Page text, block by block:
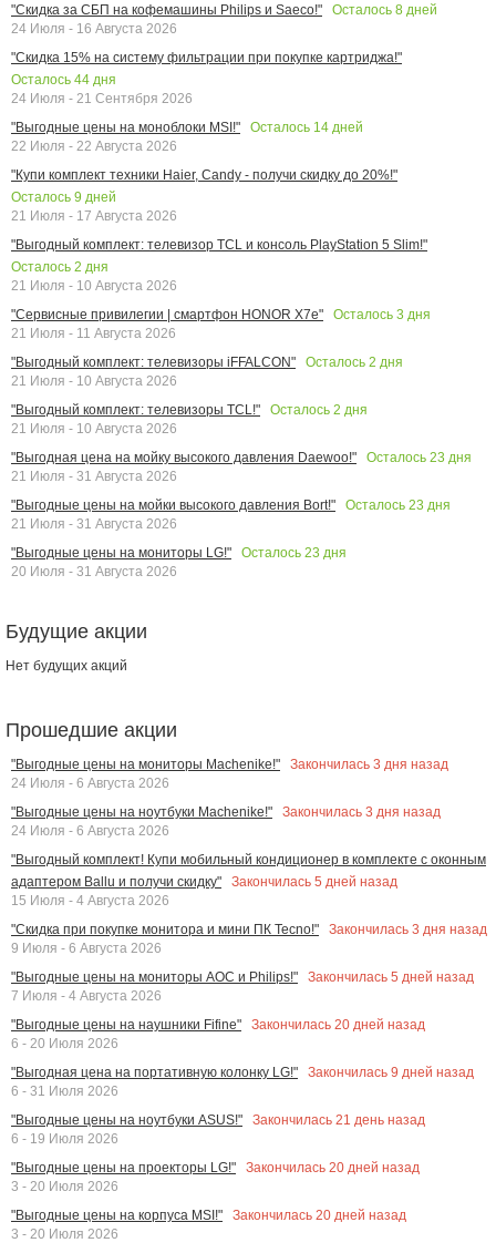
"Скидка за СБП на кофемашины Philips и Saeco!"
Осталось 8 дней
24 Июля - 16 Августа 2026
"Скидка 15% на систему фильтрации при покупке картриджа!"
Осталось 44 дня
24 Июля - 21 Сентября 2026
"Выгодные цены на моноблоки MSI!"
Осталось 14 дней
22 Июля - 22 Августа 2026
"Купи комплект техники Haier, Candy - получи скидку до 20%!"
Осталось 9 дней
21 Июля - 17 Августа 2026
"Выгодный комплект: телевизор TCL и консоль PlayStation 5 Slim!"
Осталось 2 дня
21 Июля - 10 Августа 2026
"Сервисные привилегии | смартфон HONOR X7e"
Осталось 3 дня
21 Июля - 11 Августа 2026
"Выгодный комплект: телевизоры iFFALCON"
Осталось 2 дня
21 Июля - 10 Августа 2026
"Выгодный комплект: телевизоры TCL!"
Осталось 2 дня
21 Июля - 10 Августа 2026
"Выгодная цена на мойку высокого давления Daewoo!"
Осталось 23 дня
21 Июля - 31 Августа 2026
"Выгодные цены на мойки высокого давления Bort!"
Осталось 23 дня
21 Июля - 31 Августа 2026
"Выгодные цены на мониторы LG!"
Осталось 23 дня
20 Июля - 31 Августа 2026
Будущие акции
Нет будущих акций
Прошедшие акции
"Выгодные цены на мониторы Machenike!" Закончилась 3 дня назад
24 Июля - 6 Августа 2026
"Выгодные цены на ноутбуки Machenike!"
Закончилась 3 дня назад
24 Июля - 6 Августа 2026
"Выгодный комплект! Купи мобильный кондиционер в комплекте с оконным
адаптером Ballu и получи скидку"
Закончилась 5 дней назад
15 Июля - 4 Августа 2026
"Скидка при покупке монитора и мини ПК Tecno!"
Закончилась 3 дня назад
9 Июля - 6 Августа 2026
"Выгодные цены на мониторы AOC и Philips!"
Закончилась 5 дней назад
7 Июля - 4 Августа 2026
"Выгодные цены на наушники Fifine"
Закончилась 20 дней назад
6 - 20 Июля 2026
"Выгодная цена на портативную колонку LG!"
Закончилась 9 дней назад
6 - 31 Июля 2026
"Выгодные цены на ноутбуки ASUS!"
Закончилась 21 день назад
6 - 19 Июля 2026
"Выгодные цены на проекторы LG!"
Закончилась 20 дней назад
3 - 20 Июля 2026
"Выгодные цены на корпуса MSI!"
Закончилась 20 дней назад
3 - 20 Июля 2026